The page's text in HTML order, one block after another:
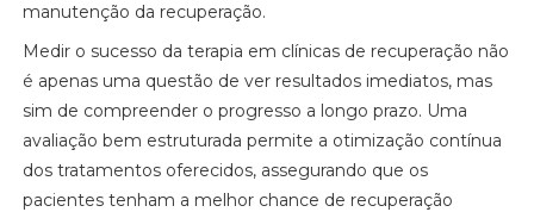
manutenção da recuperação.
Medir o sucesso da terapia em clínicas de recuperação não
é apenas uma questão de ver resultados imediatos, mas
sim de compreender o progresso a longo prazo. Uma
avaliação bem estruturada permite a otimização contínua
dos tratamentos oferecidos, assegurando que os
pacientes tenham a melhor chance de recuperação